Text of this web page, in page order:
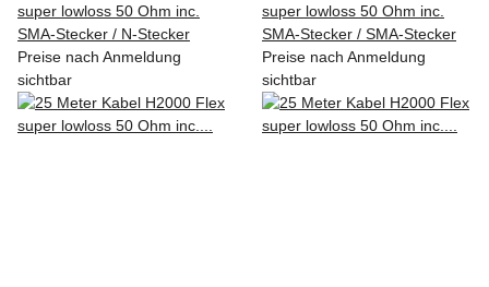
super lowloss 50 Ohm inc.
SMA-Stecker / N-Stecker
Preise nach Anmeldung
sichtbar
super lowloss 50 Ohm inc.
SMA-Stecker / SMA-Stecker
Preise nach Anmeldung
sichtbar